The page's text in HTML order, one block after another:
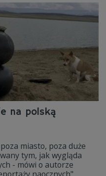
na polską
miasto, poza duże
tym, jak wygląda
- mówi o autorze